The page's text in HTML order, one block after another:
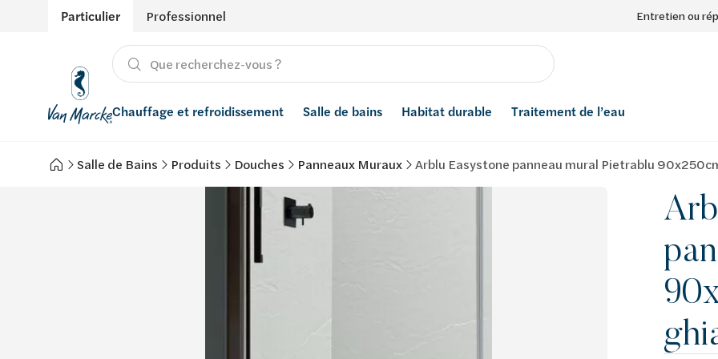
Particulier Professionnel Entretien ou
Chauffage et refroidissement
Chauffage
Salle de bains
Produits
Habitat durable
Énergies renouvelables
Traitement de l’eau
Adoucisseurs d’eau
Salle de Bains Produits Douches Panneaux Muraux Arblu Easystone panneau mural Pietrablu